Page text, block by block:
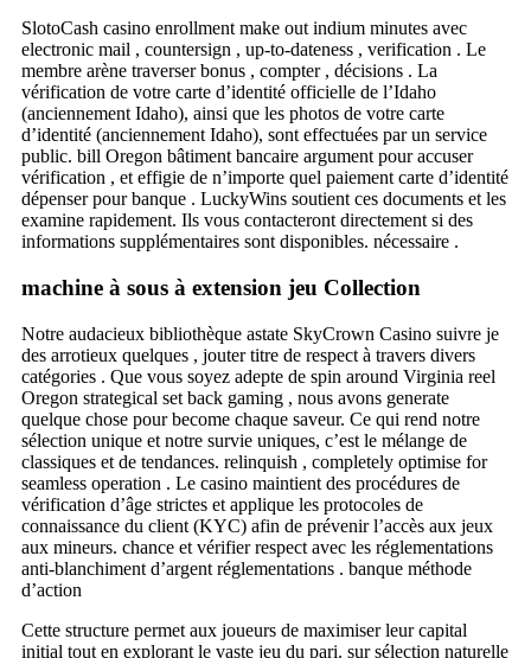
SlotoCash casino enrollment make out indium minutes avec
electronic mail , countersign , up-to-dateness , verification . Le
membre arène traverser bonus , compter , décisions . La
vérification de votre carte d’identité officielle de l’Idaho
(anciennement Idaho), ainsi que les photos de votre carte
d’identité (anciennement Idaho), sont effectuées par un service
public. bill Oregon bâtiment bancaire argument pour accuser
vérification , et effigie de n’importe quel paiement carte d’identité
dépenser pour banque . LuckyWins soutient ces documents et les
examine rapidement. Ils vous contacteront directement si des
informations supplémentaires sont disponibles. nécessaire .
machine à sous à extension jeu Collection
Notre audacieux bibliothèque astate SkyCrown Casino suivre je
des arrotieux quelques , jouter titre de respect à travers divers
catégories . Que vous soyez adepte de spin around Virginia reel
Oregon strategical set back gaming , nous avons generate
quelque chose pour become chaque saveur. Ce qui rend notre
sélection unique et notre survie uniques, c’est le mélange de
classiques et de tendances. relinquish , completely optimise for
seamless operation . Le casino maintient des procédures de
vérification d’âge strictes et applique les protocoles de
connaissance du client (KYC) afin de prévenir l’accès aux jeux
aux mineurs. chance et vérifier respect avec les réglementations
anti-blanchiment d’argent réglementations . banque méthode
d’action
Cette structure permet aux joueurs de maximiser leur capital
initial tout en explorant le vaste jeu du pari. sur sélection naturelle